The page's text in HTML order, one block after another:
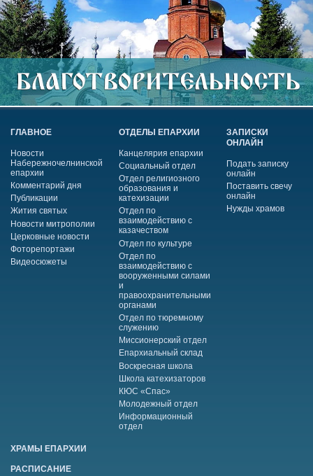
ГЛАВНОЕ
Новости
Набережночелнинской
епархии
Комментарий дня
Публикации
Жития святых
Новости митрополии
Церковные новости
Фоторепортажи
Видеосюжеты
ОТДЕЛЫ ЕПАРХИИ
Канцелярия епархии
Социальный отдел
Отдел религиозного
образования и
катехизации
Отдел по
взаимодействию с
казачеством
Отдел по культуре
Отдел по
взаимодействию с
вооруженными силами
и
правоохранительными
органами
Отдел по тюремному
служению
Миссионерский отдел
Епархиальный склад
Воскресная школа
Школа катехизаторов
КЮС «Спас»
Молодежный отдел
Информационный
отдел
ЗАПИСКИ
ОНЛАЙН
Подать записку
онлайн
Поставить свечу
онлайн
Нужды храмов
ХРАМЫ ЕПАРХИИ
РАСПИСАНИЕ